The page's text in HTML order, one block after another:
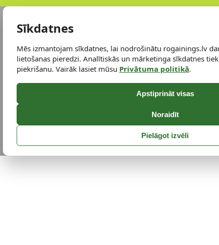
Sīkdatnes
Mēs izmantojam sīkdatnes, lai nodrošinātu rogainings.lv
lietošanas pieredzi. Analītiskās un mārketinga sīkdatnes
piekrišanu. Vairāk lasiet mūsu Privātuma politikā.
Apstiprināt visas
Noraidīt
Pielāgot izvēli